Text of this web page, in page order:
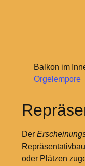
Balkon im
Orgelempore
Der
oder Plätzen